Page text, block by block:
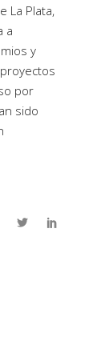
La Plata,
a
y
por
sido